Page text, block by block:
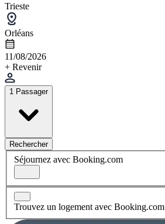
Trieste
Orléans
11/08/2026
+ Revenir
1 Passager
Rechercher
Séjournez avec Booking.com
Trouvez un logement avec Booking.com